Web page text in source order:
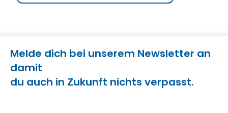
Melde dich bei unserem Newsletter an
damit
du auch in Zukunft nichts verpasst.